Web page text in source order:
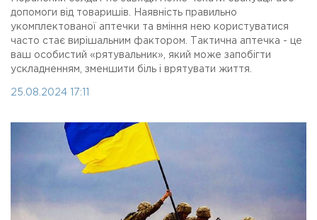
допомоги від товаришів. Наявність правильно
укомплектованої аптечки та вміння нею користуватися
часто стає вирішальним фактором. Тактична аптечка - це
ваш особистий «рятувальник», який може запобігти
ускладненням, зменшити біль і врятувати життя.
25.08.2024 17:11